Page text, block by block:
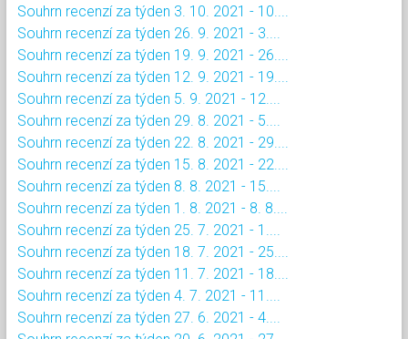
Souhrn recenzí za týden 3. 10. 2021 - 10....
Souhrn recenzí za týden 26. 9. 2021 - 3....
Souhrn recenzí za týden 19. 9. 2021 - 26....
Souhrn recenzí za týden 12. 9. 2021 - 19....
Souhrn recenzí za týden 5. 9. 2021 - 12....
Souhrn recenzí za týden 29. 8. 2021 - 5....
Souhrn recenzí za týden 22. 8. 2021 - 29....
Souhrn recenzí za týden 15. 8. 2021 - 22....
Souhrn recenzí za týden 8. 8. 2021 - 15....
Souhrn recenzí za týden 1. 8. 2021 - 8. 8....
Souhrn recenzí za týden 25. 7. 2021 - 1....
Souhrn recenzí za týden 18. 7. 2021 - 25....
Souhrn recenzí za týden 11. 7. 2021 - 18....
Souhrn recenzí za týden 4. 7. 2021 - 11....
Souhrn recenzí za týden 27. 6. 2021 - 4....